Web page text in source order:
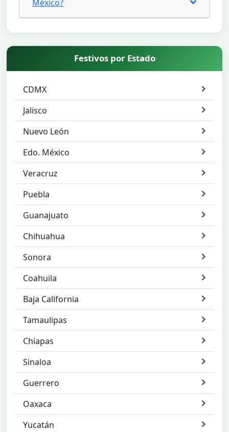
México?
Festivos por Estado
CDMX
Jalisco
Nuevo León
Edo. México
Veracruz
Puebla
Guanajuato
Chihuahua
Sonora
Coahuila
Baja California
Tamaulipas
Chiapas
Sinaloa
Guerrero
Oaxaca
Yucatán